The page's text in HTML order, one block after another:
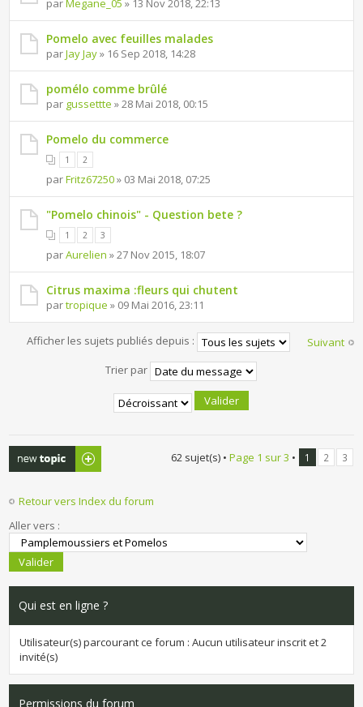
parMegane_05 » 13 Nov 2018, 22:13
Pomelo avec feuilles malades
parJay Jay» 16 Sep 2018, 14:28
pomélo comme brûlé
par gussettte » 28 Mai 2018, 00:15
Pomelo du commerce
1 2
parFritz67250» 03 Mai 2018, 07:25
"Pomelo chinois" - Question bete ?
1 2 3
parAurelien » 27 Nov 2015, 18:07
Citrus maxima :fleurs qui chutent
partropique » 09 Mai 2016, 23:11
Suivant
Afficher les sujets publiés depuis :
Trier par
Publier un
nouveau sujet
62 sujet(s) • Page 1 sur3 • 1 2 3
Retour vers Index du forum
Aller vers :
Qui est en ligne ?
Utilisateur(s) parcourant ce forum : Aucun utilisateur inscrit et 2
invité(s)
Permissions du forum